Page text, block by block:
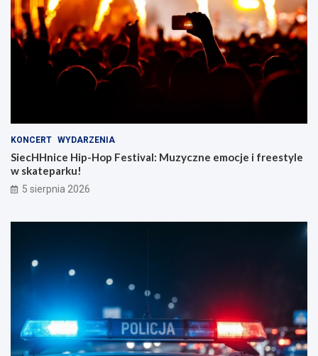
KONCERT WYDARZENIA
SiecHHnice Hip-Hop Festival: Muzyczne emocje i freestyle
w skateparku!
5 sierpnia 2026